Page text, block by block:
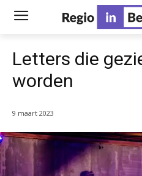
Letters die
worden
9 maart 2023